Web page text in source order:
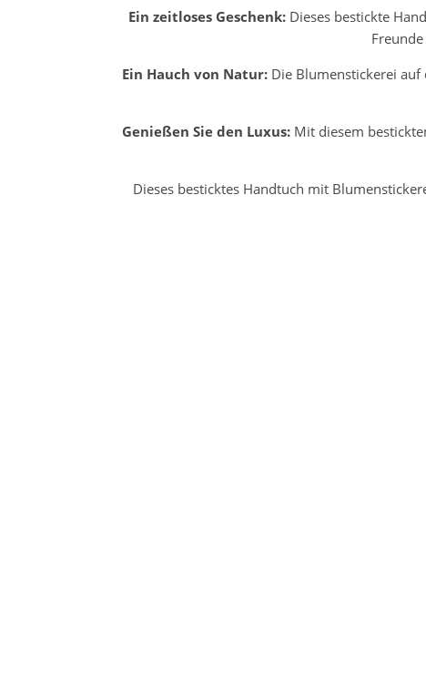
Ein zeitloses Geschenk:Dieses bestickte
Ein Hauch von Natur: Die Blumenstickerei
Genießen Sie den Luxus:Mit diesem
Dieses besticktes Handtuch mit